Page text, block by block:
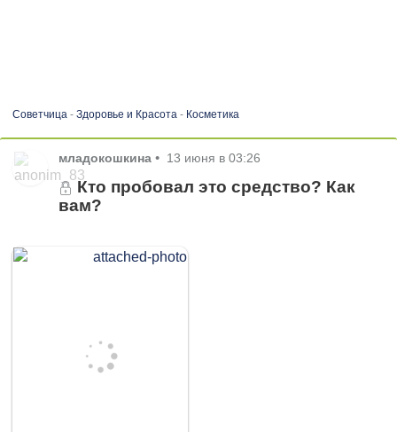
Советчица- Здоровье и Красота- Косметика
младокошкина • 13 июня в 03:26
Кто пробовал это средство? Как
вам?